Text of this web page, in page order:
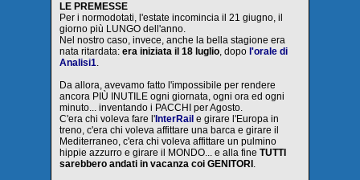
LE PREMESSE
Per i normodotati, l'estate incomincia il 21 giugno, il
giorno più LUNGO dell'anno.
Nel nostro caso, invece, anche la bella stagione era
nata ritardata: era iniziata il 18 luglio, dopo l'orale di
Analisi1.
Da allora, avevamo fatto l'impossibile per rendere
ancora PIÙ INUTILE ogni giornata, ogni ora ed ogni
minuto... inventando i PACCHI per Agosto.
C'era chi voleva fare l' InterRail e girare l'Europa in
treno, c'era chi voleva affittare una barca e girare il
Mediterraneo, c'era chi voleva affittare un pulmino
hippie azzurro e girare il MONDO... e alla fine TUTTI
sarebbero andati in vacanza coi GENITORI .